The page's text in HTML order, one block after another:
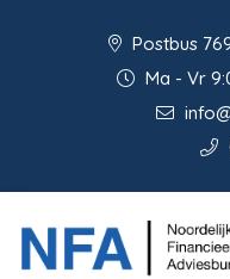
Postbus
Ma - Vr